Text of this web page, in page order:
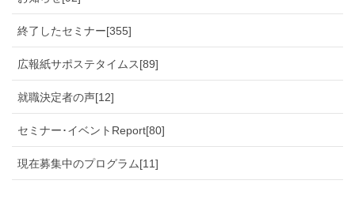
終了したセミナー[355]
広報紙サポステタイムス[89]
就職決定者の声[12]
セミナー･イベントReport[80]
現在募集中のプログラム[11]